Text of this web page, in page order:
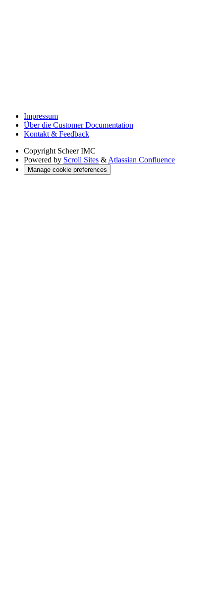
Impressum
Über die Customer Documentation
Kontakt & Feedback
Copyright Scheer IMC
Powered by Scroll Sites & Atlassian Confluence
Manage cookie preferences